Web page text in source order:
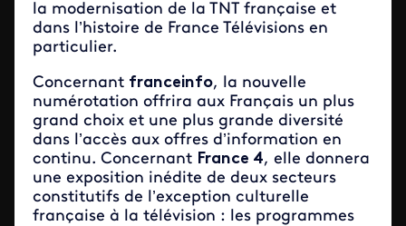
la modernisation de la TNT française et
dans l’histoire de France Télévisions en
particulier.
Concernant franceinfo, la nouvelle
numérotation offrira aux Français un plus
grand choix et une plus grande diversité
dans l’accès aux offres d’information en
continu. Concernant France 4, elle donnera
une exposition inédite de deux secteurs
constitutifs de l’exception culturelle
française à la télévision : les programmes